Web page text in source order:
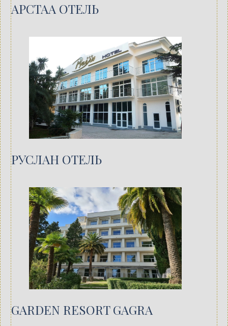
АРСТАА ОТЕЛЬ
РУСЛАН ОТЕЛЬ
GARDEN RESORT GAGRA